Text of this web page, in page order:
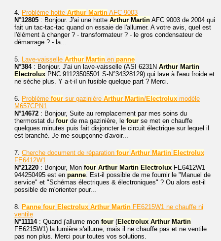
4. Problème hotte Arthur Martin AFC 9003
N°12805 : Bonjour. J'ai une hotte Arthur Martin AFC 9003 de 2004 qui
fait un tac-tac-tac quand on essaie de l'allumer. A votre avis, quel est
l'élément à changer ? - transformateur ? - le gros condensateur de
démarrage ? - la...
5. Lave-vaisselle Arthur Martin en panne
N°384: Bonjour. J'ai un lave-vaisselle (ASI 6231N Arthur Martin
Electrolux PNC 91123505501 S-N°34328129) qui lave à l'eau froide et
ne sèche plus. Y a-t-il un fusible quelque part ? Merci.
6. Problème four sur gazinière Arthur Martin/Electrolux modèle
M657CPN1
N°14672 : Bonjour, Suite au remplacement par mes soins du
thermostat du four de ma gazinière, le four se met en chauffe
quelques minutes puis fait disjoncter le circuit électrique sur lequel il
est branché. Je me soupçonne d'avoir...
7. Cherche document de réparation four Arthur Martin Electrolux
FE6412W1
N°21220 : Bonjour, Mon four Arthur Martin Electrolux FE6412W1
944250495 est en panne. Est-il possible de me fournir le "Manuel de
service" et "Schémas électriques & électroniques" ? Ou alors est-il
possible de m'orienter pour...
8. Panne four Electrolux Arthur Martin FE6215W1 ne chauffe ni
ventile
N°11114: Quand j'allume mon four (Electrolux Arthur Martin
FE6215W1) la lumière s'allume, mais il ne chauffe pas et ne ventile
pas non plus. Merci pour toutes vos solutions.